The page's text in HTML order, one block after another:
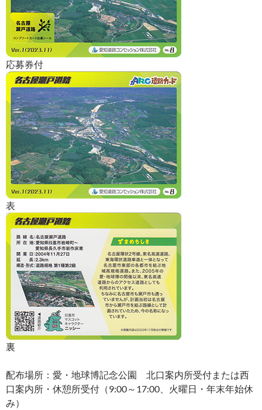
応募券付
表
裏
配布場所：愛・地球博記念公園 北口案内所受付または西
口案内所・休憩所受付（9:00～17:00、火曜日・年末年始休
み）